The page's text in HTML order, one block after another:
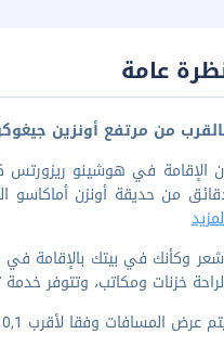
عامة
من مرتفع أونزين
من حديقة أونزن أماكاسو الوطنية.
خزنات ومكاتب، وتتوفر
عرض المسافات وفقا لأقرب 0,1 كيلومتر.